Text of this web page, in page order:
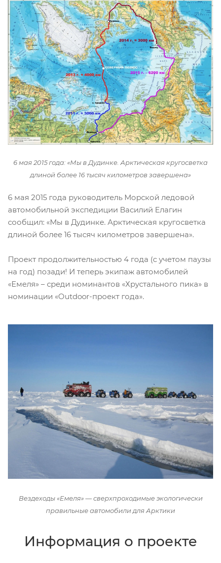
6 мая 2015 года: «Мы в Дудинке. Арктическая кругосветка
длиной более 16 тысяч километров завершена»
6 мая 2015 года руководитель Морской ледовой
автомобильной экспедиции Василий Елагин
сообщил: «Мы в Дудинке. Арктическая кругосветка
длиной более 16 тысяч километров завершена».
Проект продолжительностью 4 года (с учетом паузы
на год) позади! И теперь экипаж автомобилей
«Емеля» – среди номинантов «Хрустального пика» в
номинации «Outdoor-проект года».
Вездеходы «Емеля» — сверхпроходимые экологически
правильные автомобили для Арктики
Информация о проекте